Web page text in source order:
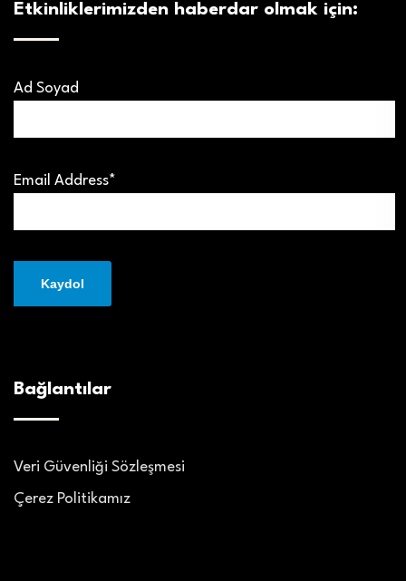
Etkinliklerimizden haberdar olmak için:
Ad Soyad
Email Address*
Bağlantılar
Veri Güvenliği Sözleşmesi
Çerez Politikamız